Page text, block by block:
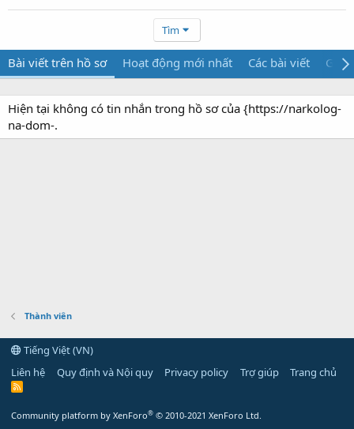
Tìm
Bài viết trên hồ sơ Hoạt động mới nhất Các bài viết Giới
Hiện tại không có tin nhắn trong hồ sơ của {https://narkolog-
na-dom-.
Thành viên
Tiếng Việt (VN)
Liên hệ
Quy định và Nội quy Privacy policy Trợ giúp Trang chủ
R
Community platform by XenForo® © 2010-2021 XenForo Ltd.